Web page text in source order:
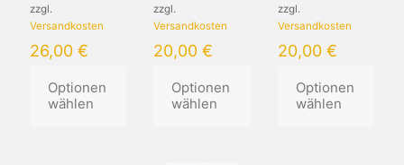
zzgl.
Versandkosten
26,00 €
Optionen
wählen
zzgl.
Versandkosten
20,00€
Optionen
wählen
zzgl.
Versandkosten
20,00 €
Optionen
wählen